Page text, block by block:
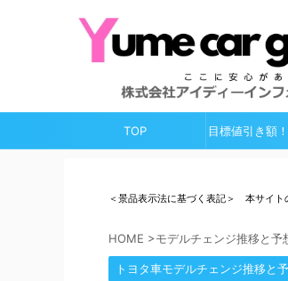
TOP 目標値引き額
＜景品表示法に基づく表記＞ 本サイト
HOME >モデルチェンジ推移と予
トヨタ車モデルチェンジ推移と